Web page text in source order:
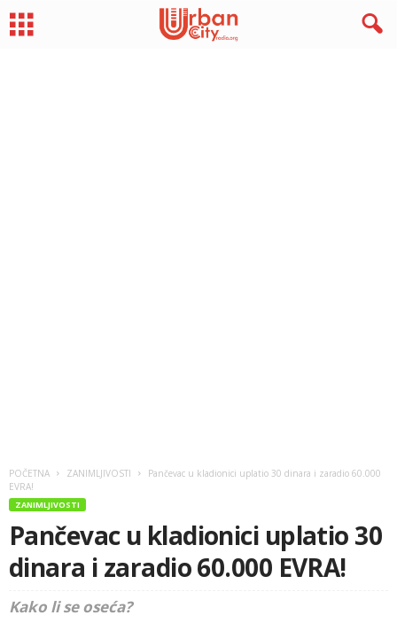
POČETNA ZANIMLJIVOSTI
Pančevac u kladionici uplatio 30 dinara i zaradio 60.000
EVRA!
ZANIMLJIVOSTI
Pančevac u kladionici uplatio 30
dinara i zaradio 60.000 EVRA!
Kako li se oseća?